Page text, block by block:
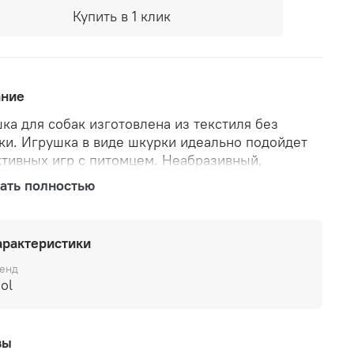
Купить в 1 клик
для собак изготовлена из текстиля без
Игрушка в виде шкурки идеально подойдет
игр с питомцем. Неабразивный,
оснащена пищалкой для привлечения
полностью